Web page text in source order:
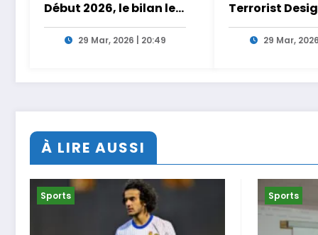
Début 2026, le bilan le
plus meurtrier depuis
2014 sur les côtes de
29 Mar, 2026 | 20:49
Terrorist
Act: au Brésil,
Polisario
29 Mar,
À LIRE AUSSI
Sports Sports